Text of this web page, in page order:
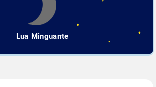
Lua Minguante